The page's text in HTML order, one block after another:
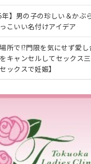
年】男の子の珍しい＆かぶ
こいい名付けアイデア
所で!?門限を気にせず愛
キャンセルしてセックス
ックスで妊娠】